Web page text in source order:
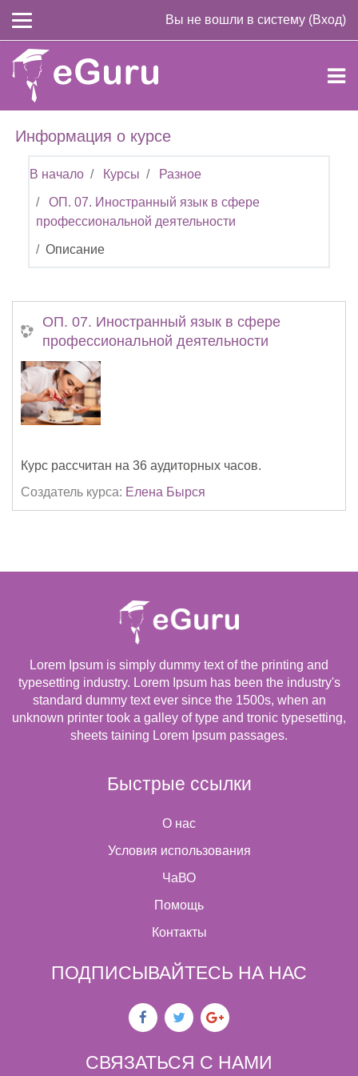
Вы не вошли в систему (Вход)
Информация о курсе
В начало Курсы Разное
ОП. 07. Иностранный язык в сфере
профессиональной деятельности
Описание
ОП. 07. Иностранный язык в сфере
профессиональной деятельности
Курс рассчитан на 36 аудиторных часов.
Создатель курса: Елена Бырся
Lorem Ipsum is simply dummy text of the printing and
typesetting industry. Lorem Ipsum has been the industry's
standard dummy text ever since the 1500s, when an
unknown printer took a galley of type and tronic typesetting,
sheets taining Lorem Ipsum passages.
Быстрые ссылки
О нас
Условия использования
ЧаВО
Помощь
Контакты
ПОДПИСЫВАЙТЕСЬ НА НАС
СВЯЗАТЬСЯ С НАМИ